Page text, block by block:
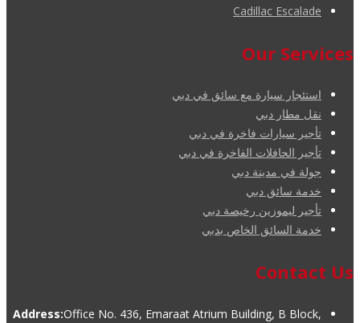
Cadillac Escalade
Our Services
استئجار سيارة مع سائق في دبي
نقل مطار دبي
تأجير سيارات فاخرة في دبي
تأجير الحافلات الفاخرة في دبي
جولة في مدينة دبي
خدمة سائق دبي
تأجير ليموزين رخيصة دبي
خدمة السائق الخاص بدبي
Contact Us
Address:Office No. 436, Emaraat Atrium Building, B Block,